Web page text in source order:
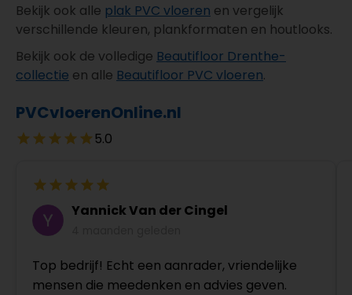
Bekijk ook alle plak PVC vloeren en vergelijk
verschillende kleuren, plankformaten en houtlooks.
Bekijk ook de volledige Beautifloor Drenthe-
collectie en alle Beautifloor PVC vloeren.
PVCvloerenOnline.nl
5.0
Yannick Van der Cingel
Top bedrijf! Echt een aanrader, vriendelijke
mensen die meedenken en advies geven.